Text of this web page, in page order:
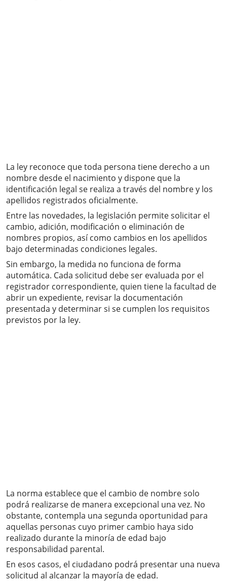
La ley reconoce que toda persona tiene derecho a un
nombre desde el nacimiento y dispone que la
identificación legal se realiza a través del nombre y los
apellidos registrados oficialmente.
Entre las novedades, la legislación permite solicitar el
cambio, adición, modificación o eliminación de
nombres propios, así como cambios en los apellidos
bajo determinadas condiciones legales.
Sin embargo, la medida no funciona de forma
automática. Cada solicitud debe ser evaluada por el
registrador correspondiente, quien tiene la facultad de
abrir un expediente, revisar la documentación
presentada y determinar si se cumplen los requisitos
previstos por la ley.
La norma establece que el cambio de nombre solo
podrá realizarse de manera excepcional una vez. No
obstante, contempla una segunda oportunidad para
aquellas personas cuyo primer cambio haya sido
realizado durante la minoría de edad bajo
responsabilidad parental.
En esos casos, el ciudadano podrá presentar una nueva
solicitud al alcanzar la mayoría de edad.